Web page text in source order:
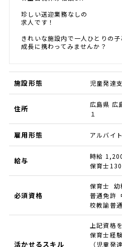
珍しい送迎業務なしの
求人です！
きれいな施設内で一人ひとりの子
成長に携わってみませんか？
施設形態 児童発達
住所
広島県 広
１
雇用形態 アルバイ
給与
時給
保育士
必須資格
保育士 幼
普通免許
校教諭普
活かせるスキル
上記資格
保育士経
（児童発